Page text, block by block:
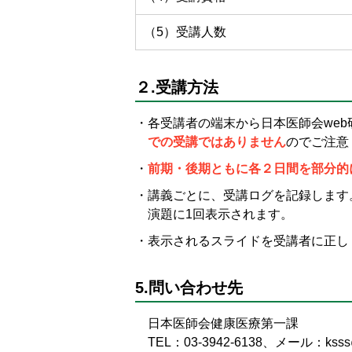
（5）受講人数
２.受講方法
各受講者の端末から日本医師会
での受講ではありませんのでご注
前期・後期ともに各２日間を部分
講義ごとに、受講ログを記録しま
演題に1回表示されます。
表示されるスライドを受講者に正
5.問い合わせ先
日本医師会健康医療第一課
TEL：03-3942-6138、メール：